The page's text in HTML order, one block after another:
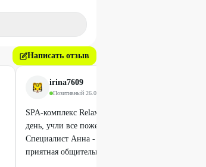
Написать отзыв
irina7609
Позитивный·26.06.2026
SPA-комплекс Relax «Блаженство», 1,5-2 ч.
день, учли все пожелания, подкорректировали
Специалист Анна - расслабляющий массаж на
приятная общительная девушка.